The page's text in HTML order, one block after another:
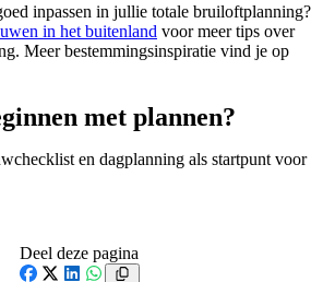
inpassen in jullie totale bruiloftplanning?
in het buitenland voor meer tips over
Meer bestemmingsinspiratie vind je op
met plannen?
en dagplanning als startpunt voor
Deel deze pagina